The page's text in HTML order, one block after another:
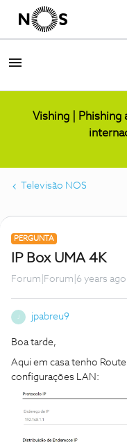
Vishing | Phishing
Televisão NOS
PERGUNTA
IP Box UMA 4K
Forum|Forum|6 years ago
jpabreu9
Boa tarde,
Aqui em casa tenho
configurações LAN: